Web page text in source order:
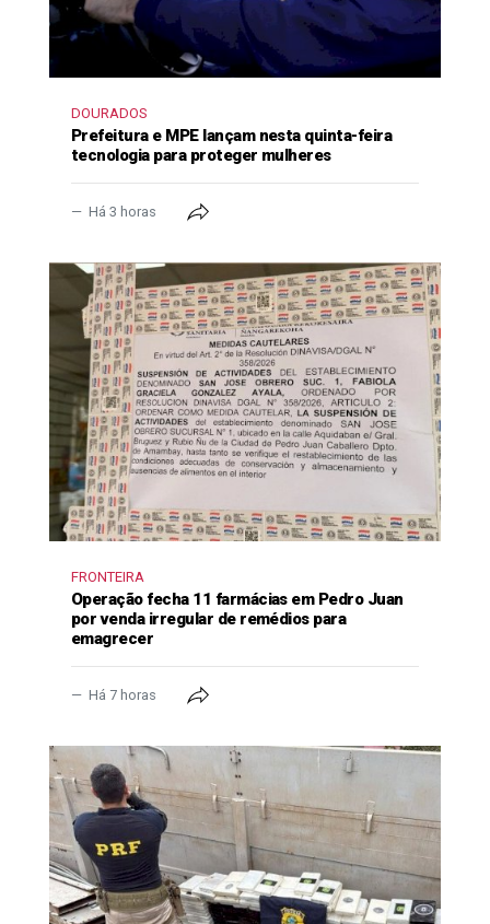
DOURADOS
Prefeitura e MPE lançam nesta quinta-feira
tecnologia para proteger mulheres
Há 3 horas
FRONTEIRA
Operação fecha 11 farmácias em Pedro Juan
por venda irregular de remédios para
emagrecer
Há 7 horas